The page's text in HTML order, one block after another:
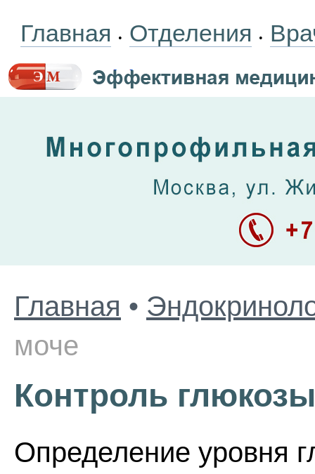
Главная • Отделения •
Главная •
моче
Контроль
Определение уровня